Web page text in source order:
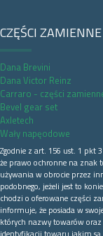
CZĘŚCI ZAMIENNE
Dana Brevini
Dana Victor Reinz
Carraro - części
Bevel gear set
Axletech
Wały napęodowe
Zgodnie z art. 156 ust. 1 pkt
że prawo ochronne na znak
używania w obrocie przez
podobnego, jeżeli jest to
chodzi o oferowane części
informuje, że posiada w
których nazwy towarów